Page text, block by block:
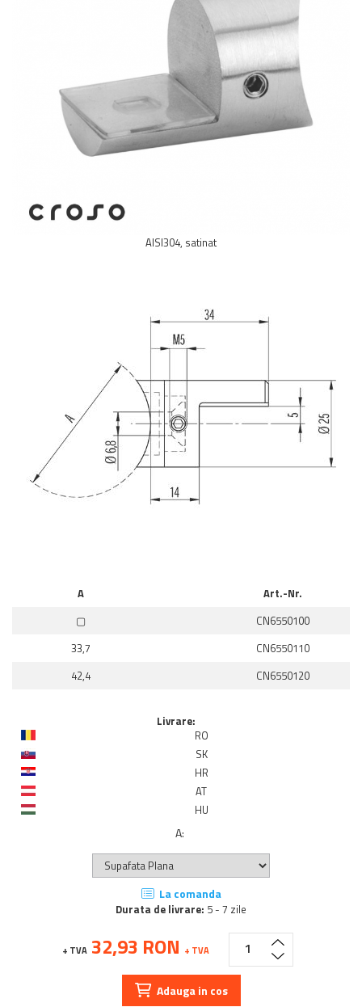
Cabluri si accesorii balustrada inox
Capace - dopuri capat teava
Capace mascare
Montanti echipati balustrada inox
Sisteme tabla perforata
Stifturi - Placute suport pentru
Suruburi - Adezivi - Chimicale
AISI304, satinat
A
Art.-Nr.
▢
CN6550100
33,7
CN6550110
42,4
CN6550120
Livrare:
RO
SK
HR
AT
HU
A:
La comanda
Durata de livrare: 5 - 7 zile
+ TVA 32,93 RON + TVA
Adauga in cos